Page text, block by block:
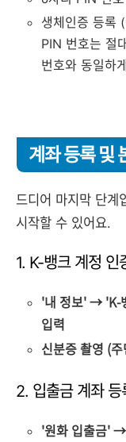
생체인증 등록
PIN 번호는 절
번호와 동일하
계좌 등록 및
드디어 마지막 단계
시작할 수 있어요.
1. K-뱅크 계정 인
'내 정보' → 'K-
입력
신분증 촬영 (
2. 입출금 계좌 등
'원화 입출금'